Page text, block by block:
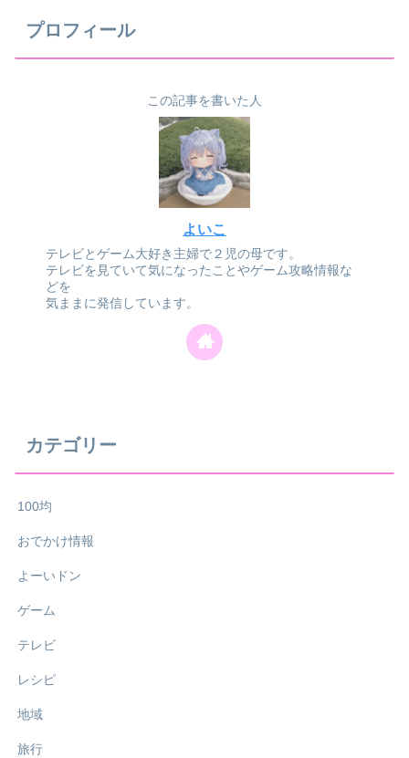
プロフィール
この記事を書いた人
よいこ
テレビとゲーム大好き主婦で２児の母です。
テレビを見ていて気になったことやゲーム攻略情報な
どを
気ままに発信しています。
カテゴリー
100均
おでかけ情報
よーいドン
ゲーム
テレビ
レシピ
地域
旅行